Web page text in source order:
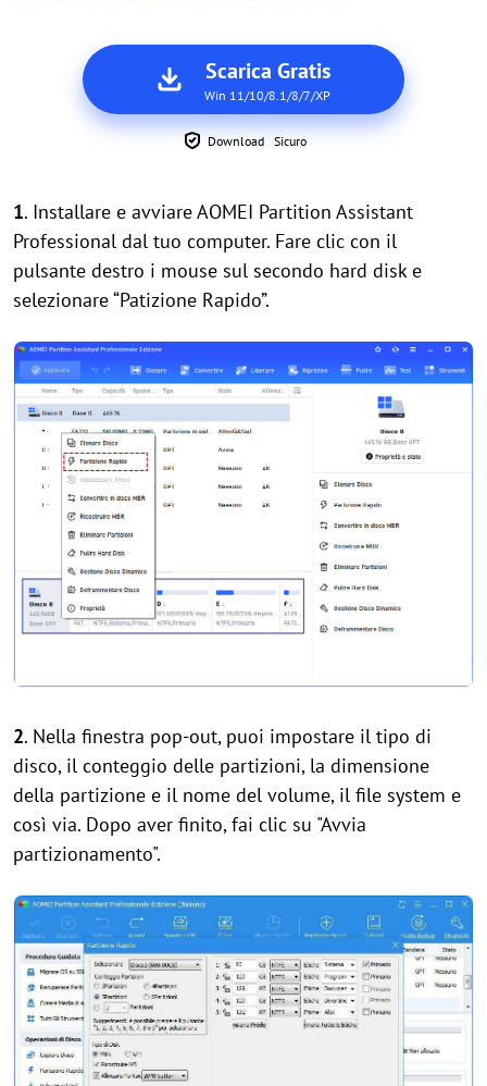
Scarica Gratis
Win 11/10/8.1/8/7/XP
Download Sicuro
1. Installare e avviare AOMEI Partition Assistant
Professional dal tuo computer. Fare clic con il
pulsante destro i mouse sul secondo hard disk e
selezionare “Patizione Rapido”.
2. Nella finestra pop-out, puoi impostare il tipo di
disco, il conteggio delle partizioni, la dimensione
della partizione e il nome del volume, il file system e
così via. Dopo aver finito, fai clic su "Avvia
partizionamento".